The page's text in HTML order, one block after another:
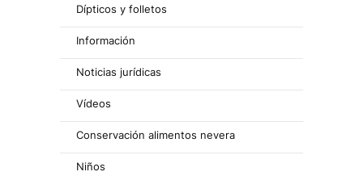
Dípticos y folletos
Información
Noticias jurídicas
Vídeos
Conservación alimentos nevera
Niños